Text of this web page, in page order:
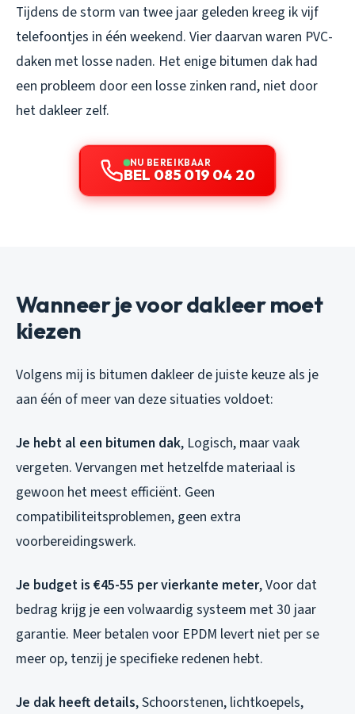
Tijdens de storm van twee jaar geleden kreeg ik vijf
telefoontjes in één weekend. Vier daarvan waren PVC-
daken met losse naden. Het enige bitumen dak had
een probleem door een losse zinken rand, niet door
het dakleer zelf.
NU BEREIKBAAR
BEL 085 019 04 20
Wanneer je voor dakleer moet
kiezen
Volgens mij is bitumen dakleer de juiste keuze als je
aan één of meer van deze situaties voldoet:
Je hebt al een bitumen dak, Logisch, maar vaak
vergeten. Vervangen met hetzelfde materiaal is
gewoon het meest efficiënt. Geen
compatibiliteitsproblemen, geen extra
voorbereidingswerk.
Je budget is €45-55 per vierkante meter, Voor dat
bedrag krijg je een volwaardig systeem met 30 jaar
garantie. Meer betalen voor EPDM levert niet per se
meer op, tenzij je specifieke redenen hebt.
Je dak heeft details, Schoorstenen, lichtkoepels,